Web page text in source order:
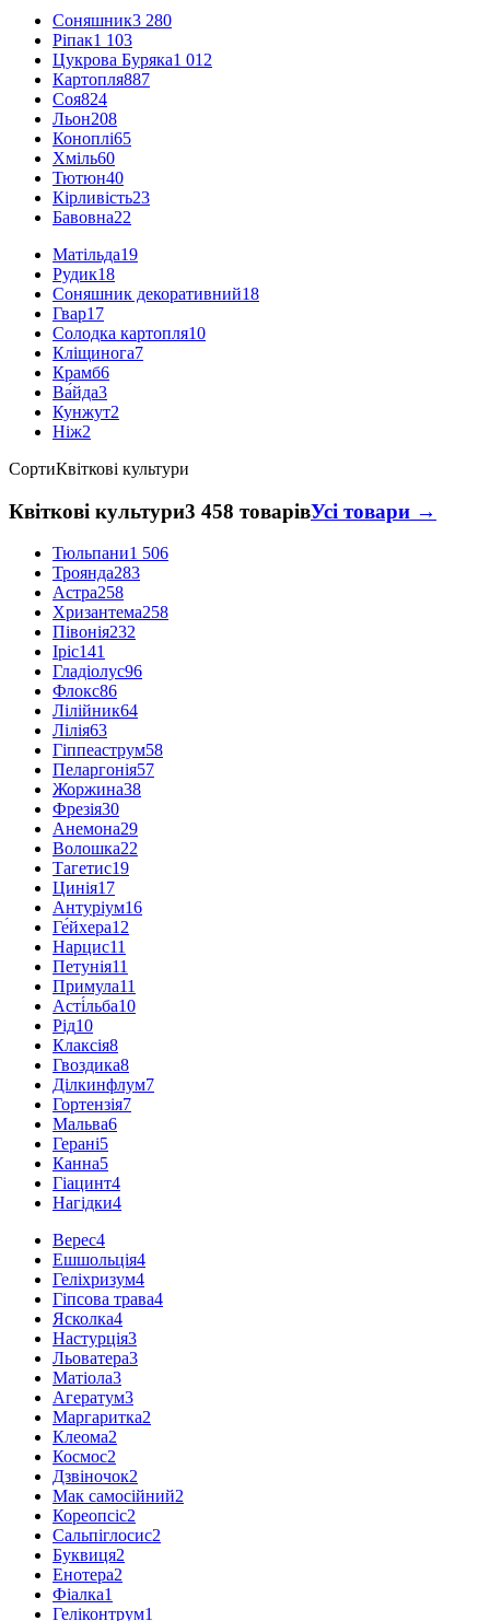
Соняшник3 280
Ріпак1 103
Цукрова Буряка1 012
Картопля887
Соя824
Льон208
Коноплі65
Хміль60
Тютюн40
Кірливість23
Бавовна22
Матільда19
Рудик18
Соняшник декоративний18
Гвар17
Солодка картопля10
Кліщинога7
Крамб6
Ва́йда3
Кунжут2
Ніж2
СортиКвіткові культури
Квіткові культури3 458 товарівУсі товари →
Тюльпани1 506
Троянда283
Астра258
Хризантема258
Півонія232
Іріс141
Гладіолус96
Флокс86
Лілійник64
Лілія63
Гіппеаструм58
Пеларгонія57
Жоржина38
Фрезія30
Анемона29
Волошка22
Тагетис19
Цинія17
Антуріум16
Ге́йхера12
Нарцис11
Петунія11
Примула11
Асті́льба10
Рід10
Клаксія8
Гвоздика8
Ділкинфлум7
Гортензія7
Мальва6
Герані5
Канна5
Гіацинт4
Нагідки4
Верес4
Ешшольція4
Геліхризум4
Гіпсова трава4
Ясколка4
Настурція3
Льоватера3
Матіола3
Агератум3
Маргаритка2
Клеома2
Космос2
Дзвіночок2
Мак самосійний2
Кореопсіс2
Сальпіглосис2
Буквиця2
Енотера2
Фіалка1
Геліконтрум1